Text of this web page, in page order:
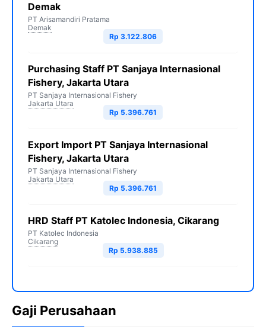
Demak
PT Arisamandiri Pratama
Demak
Rp 3.122.806
Purchasing Staff PT Sanjaya Internasional
Fishery, Jakarta Utara
PT Sanjaya Internasional Fishery
Jakarta Utara
Rp 5.396.761
Export Import PT Sanjaya Internasional
Fishery, Jakarta Utara
PT Sanjaya Internasional Fishery
Jakarta Utara
Rp 5.396.761
HRD Staff PT Katolec Indonesia, Cikarang
PT Katolec Indonesia
Cikarang
Rp 5.938.885
Gaji Perusahaan